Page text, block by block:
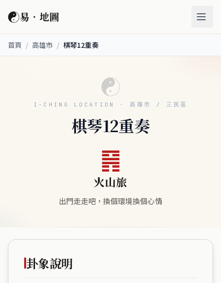
☯易．地圖
首頁 / 高雄市 / 棋琴12重奏
☯
I-CHING LOCATION · 高雄市 / 三民區
棋琴12重奏
䷷
火山旅
出門走走吧，換個環境換個心情
卦象說明